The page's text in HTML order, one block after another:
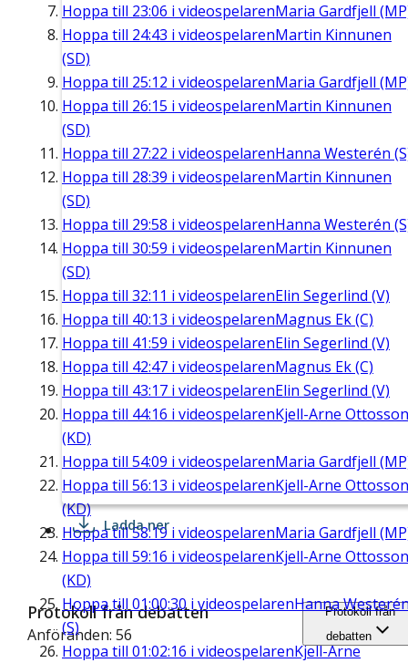
Hoppa till 23:06 i videospelarenMaria Gardfjell
Hoppa till 24:43 i videospelarenMartin Kinnunen
(SD)
Hoppa till 25:12 i videospelarenMaria Gardfjell
Hoppa till 26:15 i videospelarenMartin Kinnunen
(SD)
Hoppa till 27:22 i videospelarenHanna Westerén
Hoppa till 28:39 i videospelarenMartin Kinnunen
(SD)
Hoppa till 29:58 i videospelarenHanna Westerén
Hoppa till 30:59 i videospelarenMartin Kinnunen
(SD)
Hoppa till 32:11 i videospelarenElin Segerlind (V)
Hoppa till 40:13 i videospelarenMagnus Ek (C)
Hoppa till 41:59 i videospelarenElin Segerlind (V)
Hoppa till 42:47 i videospelarenMagnus Ek (C)
Hoppa till 43:17 i videospelarenElin Segerlind (V)
Hoppa till 44:16 i videospelarenKjell-Arne Ottosson
(KD)
Hoppa till 54:09 i videospelarenMaria Gardfjell
Hoppa till 56:13 i videospelarenKjell-Arne Ottosson
(KD)
Hoppa till58:19 i videospelarenMaria Gardfjell
Hoppa till 59:16 i videospelarenKjell-Arne Ottosson
(KD)
Hoppa till 01:00:30 i videospelarenHanna
(S)
Hoppa till 01:02:16 i videospelarenKjell-Arne
Ladda ner
Protokoll från debatten
Anföranden: 56
Protokoll från
debatten